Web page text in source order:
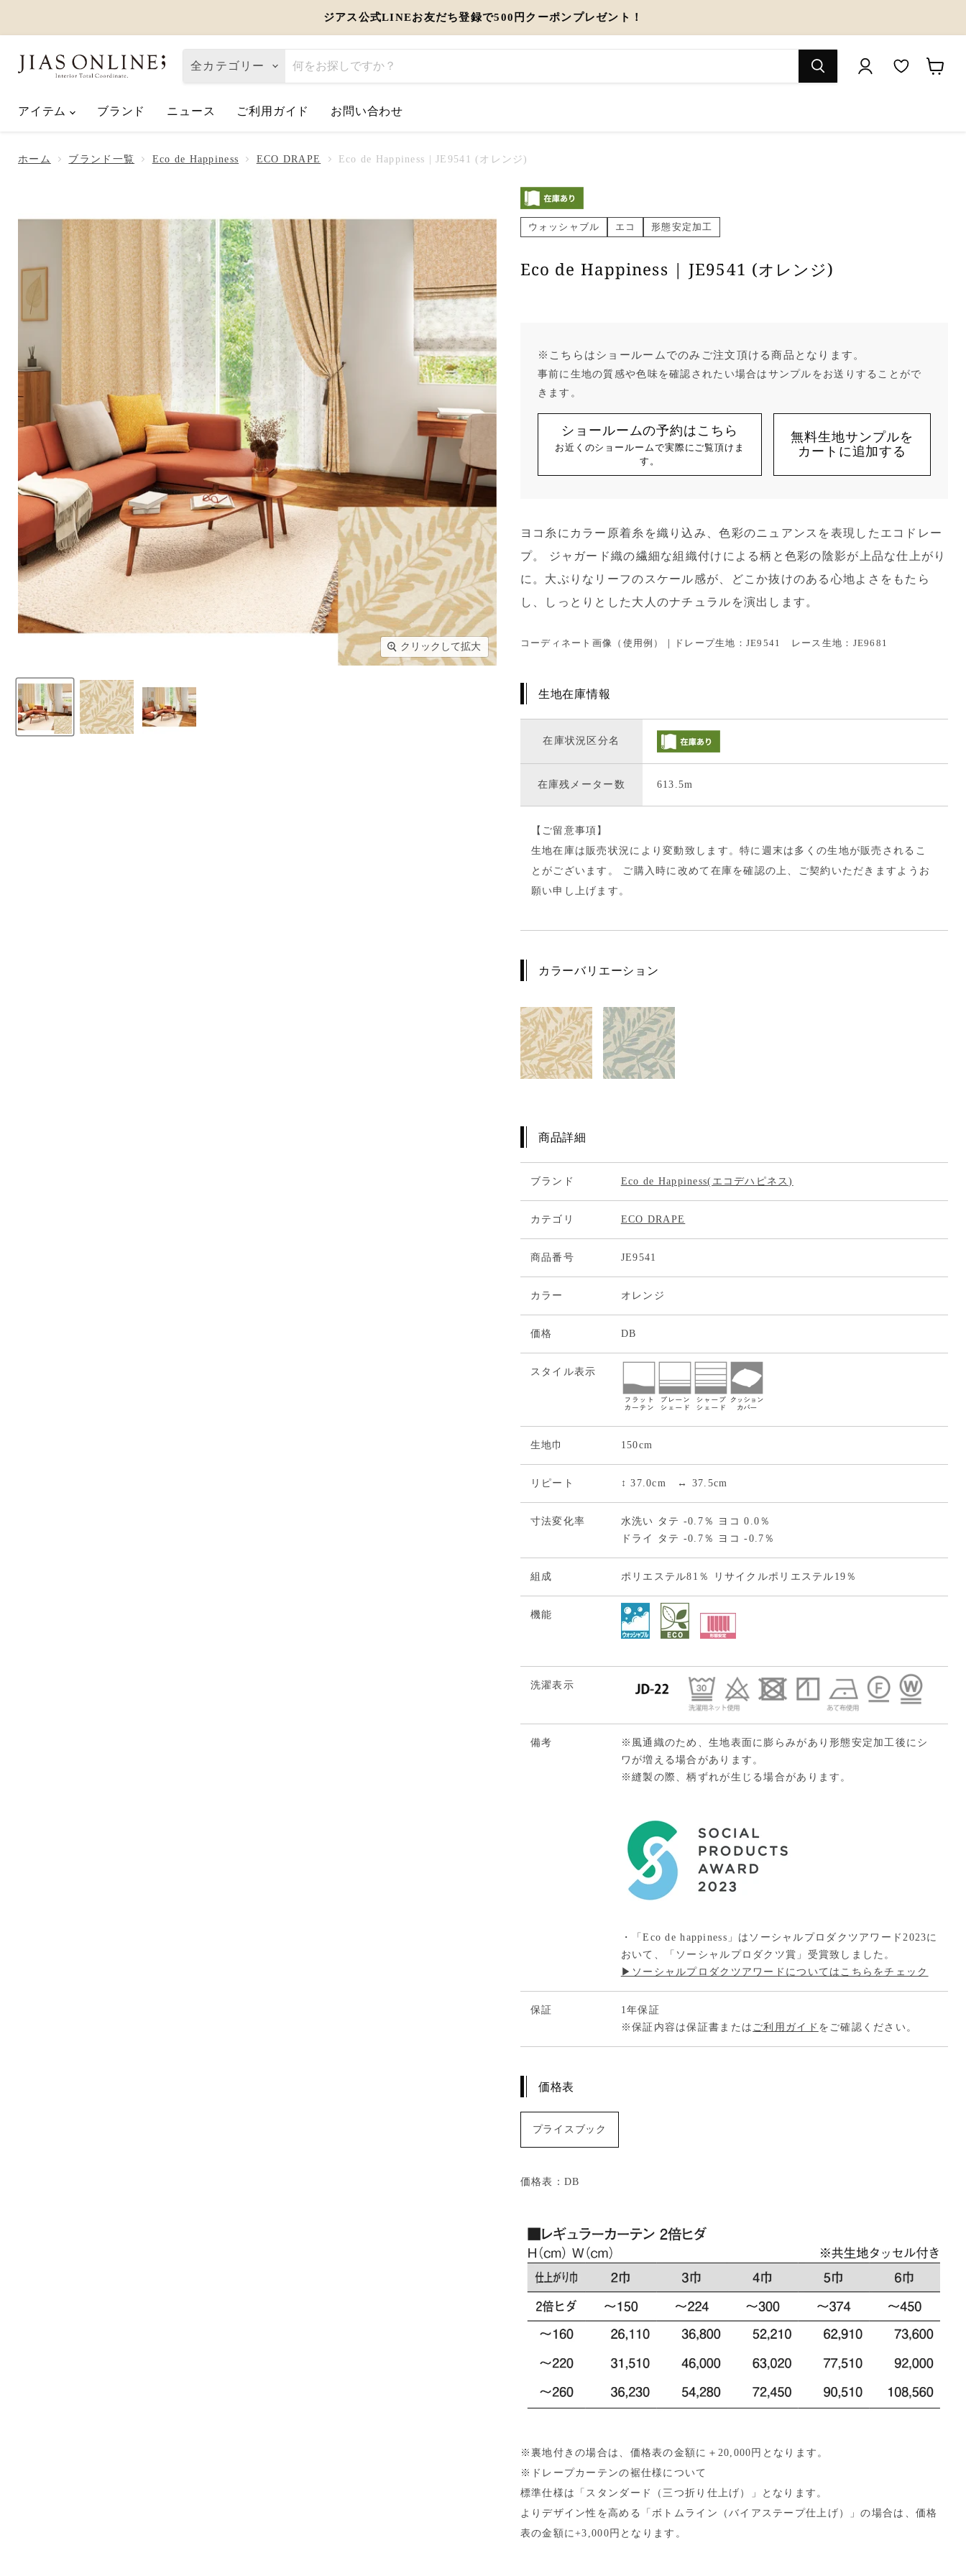
ジアス公式LINEお友だち登録で500円クーポンプレゼント！
全カテゴリー
アイテム ブランド ご利用ガイド お問い合わせ
ニュース
2026.07.10 夏季休業のお知らせ
view more
ホーム ブランド一覧 Eco de Happiness ECO DRAPE Eco de Happiness | JE9541 (オレンジ)
クリックして拡大
ウォッシャブル エコ 形態安定加工
Eco de Happiness | JE9541 (オレンジ)
※こちらはショールームでのみご注文頂ける商品となります。
事前に生地の質感や色味を確認されたい場合はサンプルをお送りすることがで
きます。
ショールームの予約はこちら
お近くのショールームで実際にご覧頂けま
す。
無料生地サンプルを
カートに追加する
ヨコ糸にカラー原着糸を織り込み、色彩のニュアンスを表現したエコドレー
プ。 ジャガード織の繊細な組織付けによる柄と色彩の陰影が上品な仕上がり
に。大ぶりなリーフのスケール感が、どこか抜けのある心地よさをもたら
し、しっとりとした大人のナチュラルを演出します。
コーディネート画像（使用例）｜ドレープ生地：JE9541 レース生地：JE9681
生地在庫情報
在庫状況区分名
在庫残メーター数 613.5m
【ご留意事項】
生地在庫は販売状況により変動致します。特に週末は多くの生地が販売されるこ
とがございます。 ご購入時に改めて在庫を確認の上、ご契約いただきますようお
願い申し上げます。
カラーバリエーション
商品詳細
ブランド Eco de Happiness(エコデハピネス)
カテゴリ ECO DRAPE
商品番号 JE9541
カラー オレンジ
価格 DB
スタイル表示
生地巾 150cm
リピート ↕ 37.0cm ↔ 37.5cm
寸法変化率
水洗い タテ -0.7％ ヨコ 0.0％
ドライ タテ -0.7％ ヨコ -0.7％
組成 ポリエステル81％ リサイクルポリエステル19％
機能
洗濯表示
備考
※風通織のため、生地表面に膨らみがあり形態安定加工後にシ
ワが増える場合があります。
※縫製の際、柄ずれが生じる場合があります。
・「Eco de happiness」はソーシャルプロダクツアワード2023に
おいて、「ソーシャルプロダクツ賞」受賞致しました。
▶ソーシャルプロダクツアワードについてはこちらをチェック
保証
1年保証
※保証内容は保証書または ご利用ガイド をご確認ください。
価格表
プライスブック
価格表：DB
※裏地付きの場合は、価格表の金額に＋20,000円となります。
※ドレープカーテンの裾仕様について
標準仕様は「スタンダード（三つ折り仕上げ）」となります。
よりデザイン性を高める「ボトムライン（バイアステープ仕上げ）」の場合は、価格
表の金額に+3,000円となります。